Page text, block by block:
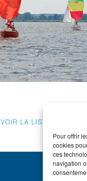
Pour offrir
cookies
ces
navigation
VOIR LA LISTE DES